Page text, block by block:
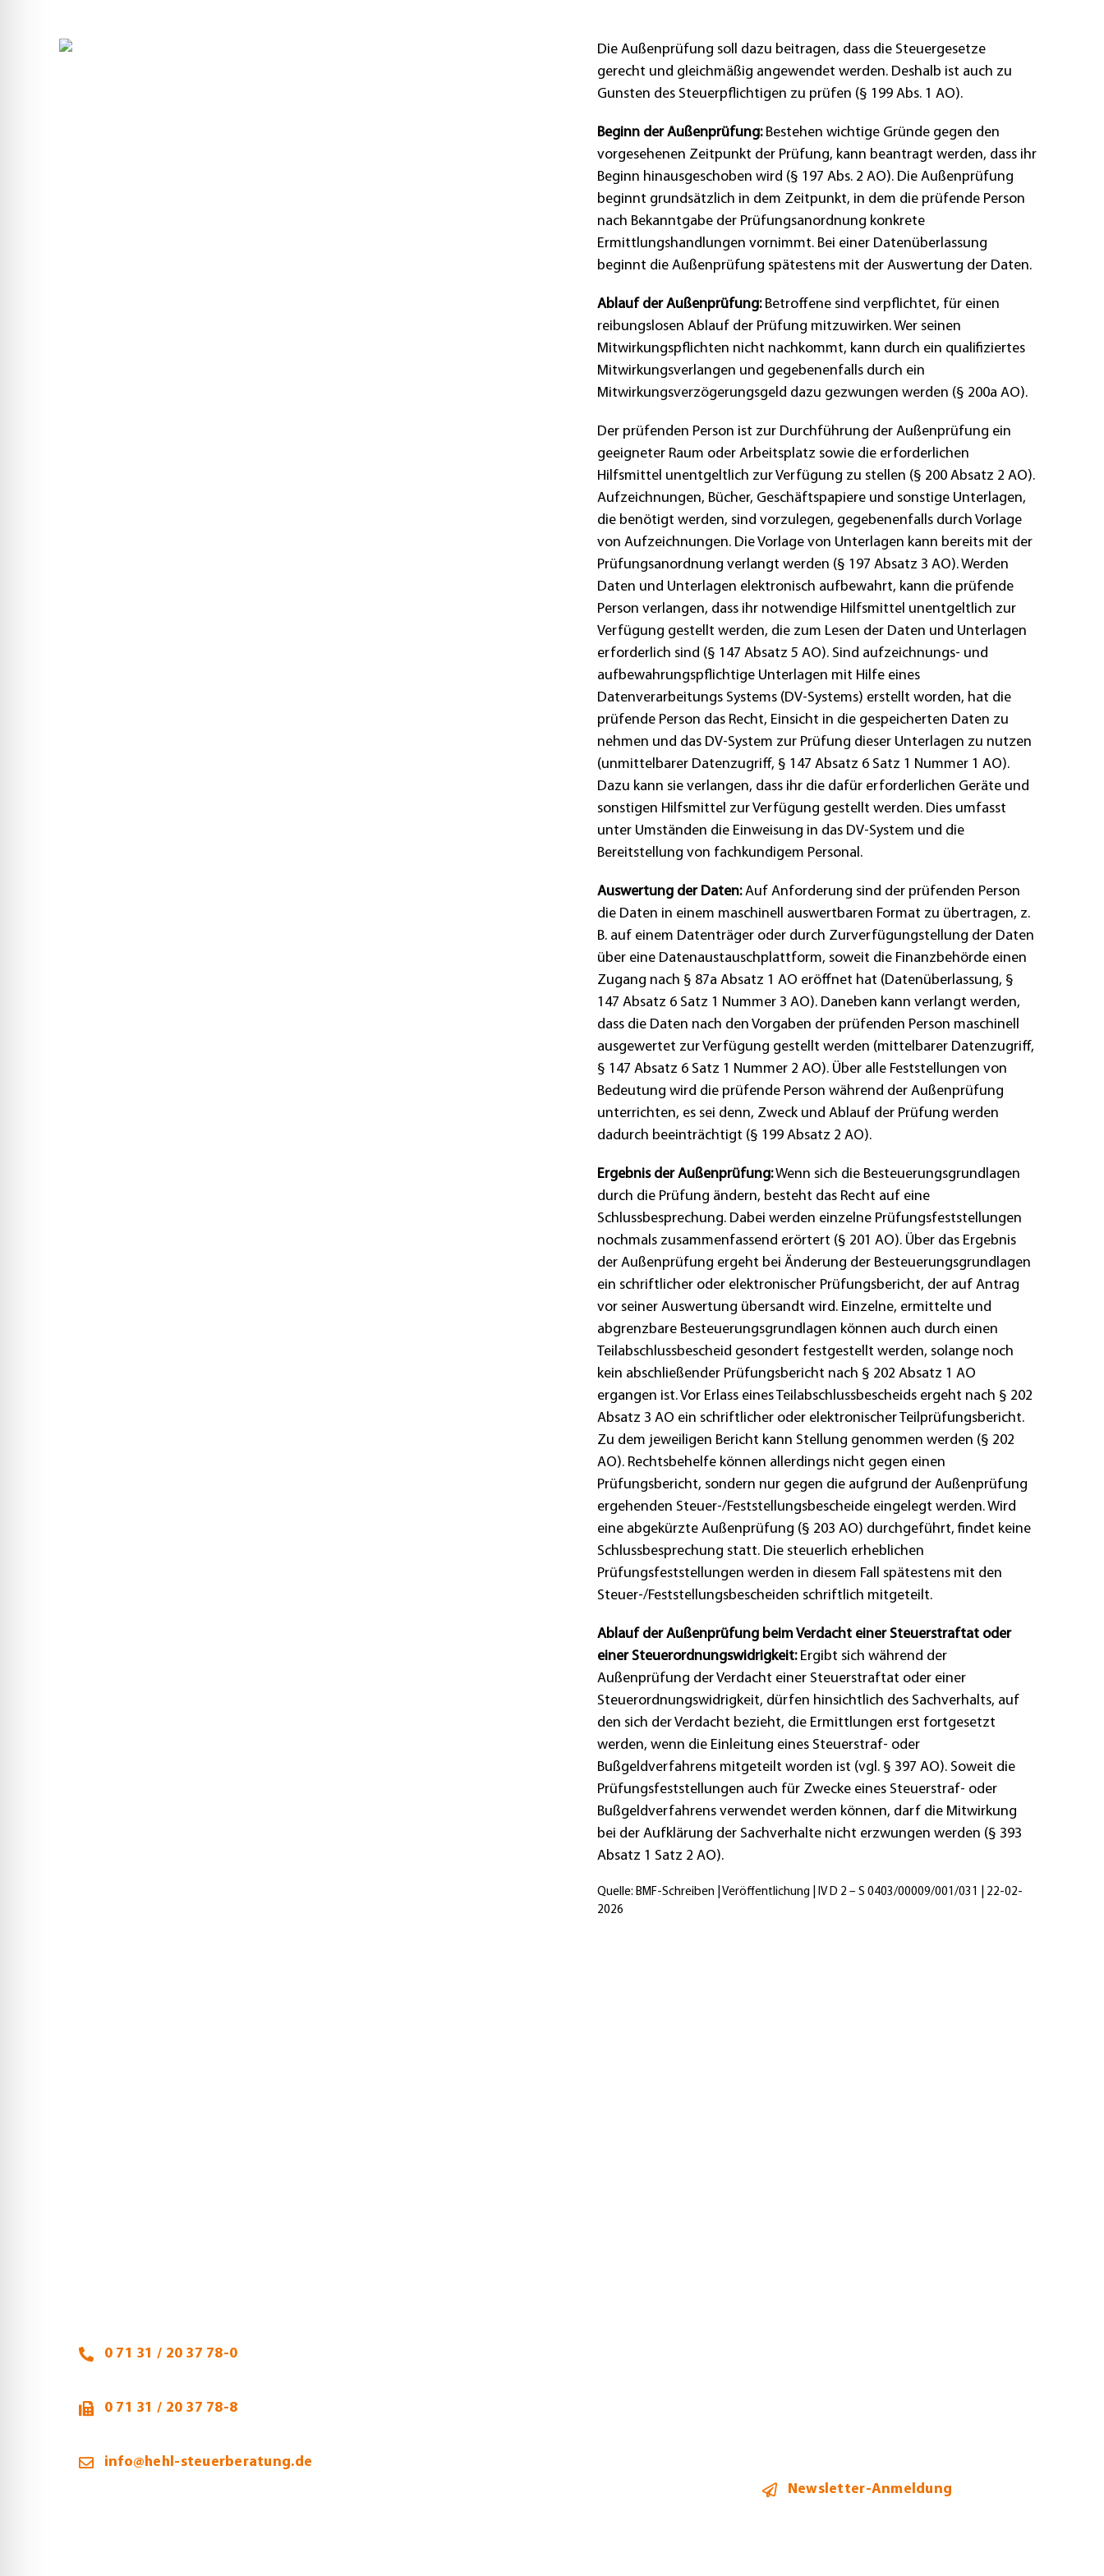
Die Außenprüfung soll dazu beitragen, dass die Steuergesetze
gerecht und gleichmäßig angewendet werden. Deshalb ist auch zu
Gunsten des Steuerpflichtigen zu prüfen (§ 199 Abs. 1 AO).
Beginn der Außenprüfung:Bestehen wichtige Gründe gegen den
vorgesehenen Zeitpunkt der Prüfung, kann beantragt werden, dass ihr
Beginn hinausgeschoben wird (§ 197 Abs. 2 AO). Die Außenprüfung
beginnt grundsätzlich in dem Zeitpunkt, in dem die prüfende Person
nach Bekanntgabe der Prüfungsanordnung konkrete
Ermittlungshandlungen vornimmt. Bei einer Datenüberlassung
beginnt die Außenprüfung spätestens mit der Auswertung der Daten.
Ablauf der Außenprüfung:Betroffene sind verpflichtet, für einen
reibungslosen Ablauf der Prüfung mitzuwirken. Wer seinen
Mitwirkungspflichten nicht nachkommt, kann durch ein qualifiziertes
Mitwirkungsverlangen und gegebenenfalls durch ein
Mitwirkungsverzögerungsgeld dazu gezwungen werden (§ 200a AO).
Der prüfenden Person ist zur Durchführung der Außenprüfung ein
geeigneter Raum oder Arbeitsplatz sowie die erforderlichen
Hilfsmittel unentgeltlich zur Verfügung zu stellen (§ 200 Absatz 2 AO).
Aufzeichnungen, Bücher, Geschäftspapiere und sonstige Unterlagen,
die benötigt werden, sind vorzulegen, gegebenenfalls durch Vorlage
von Aufzeichnungen. Die Vorlage von Unterlagen kann bereits mit der
Prüfungsanordnung verlangt werden (§ 197 Absatz 3 AO). Werden
Daten und Unterlagen elektronisch aufbewahrt, kann die prüfende
Person verlangen, dass ihr notwendige Hilfsmittel unentgeltlich zur
Verfügung gestellt werden, die zum Lesen der Daten und Unterlagen
erforderlich sind (§ 147 Absatz 5 AO). Sind aufzeichnungs- und
aufbewahrungspflichtige Unterlagen mit Hilfe eines
Datenverarbeitungs Systems (DV-Systems) erstellt worden, hat die
prüfende Person das Recht, Einsicht in die gespeicherten Daten zu
nehmen und das DV-System zur Prüfung dieser Unterlagen zu nutzen
(unmittelbarer Datenzugriff, § 147 Absatz 6 Satz 1 Nummer 1 AO).
Dazu kann sie verlangen, dass ihr die dafür erforderlichen Geräte und
sonstigen Hilfsmittel zur Verfügung gestellt werden. Dies umfasst
unter Umständen die Einweisung in das DV-System und die
Bereitstellung von fachkundigem Personal.
Auswertung der Daten:Auf Anforderung sind der prüfenden Person
die Daten in einem maschinell auswertbaren Format zu übertragen, z.
B. auf einem Datenträger oder durch Zurverfügungstellung der Daten
über eine Datenaustauschplattform, soweit die Finanzbehörde einen
Zugang nach § 87a Absatz 1 AO eröffnet hat (Datenüberlassung, §
147 Absatz 6 Satz 1 Nummer 3 AO). Daneben kann verlangt werden,
dass die Daten nach den Vorgaben der prüfenden Person maschinell
ausgewertet zur Verfügung gestellt werden (mittelbarer Datenzugriff,
§ 147 Absatz 6 Satz 1 Nummer 2 AO). Über alle Feststellungen von
Bedeutung wird die prüfende Person während der Außenprüfung
unterrichten, es sei denn, Zweck und Ablauf der Prüfung werden
dadurch beeinträchtigt (§ 199 Absatz 2 AO).
Ergebnis der Außenprüfung:Wenn sich die Besteuerungsgrundlagen
durch die Prüfung ändern, besteht das Recht auf eine
Schlussbesprechung. Dabei werden einzelne Prüfungsfeststellungen
nochmals zusammenfassend erörtert (§ 201 AO). Über das Ergebnis
der Außenprüfung ergeht bei Änderung der Besteuerungsgrundlagen
ein schriftlicher oder elektronischer Prüfungsbericht, der auf Antrag
vor seiner Auswertung übersandt wird. Einzelne, ermittelte und
abgrenzbare Besteuerungsgrundlagen können auch durch einen
Teilabschlussbescheid gesondert festgestellt werden, solange noch
kein abschließender Prüfungsbericht nach § 202 Absatz 1 AO
ergangen ist. Vor Erlass eines Teilabschlussbescheids ergeht nach § 202
Absatz 3 AO ein schriftlicher oder elektronischer Teilprüfungsbericht.
Zu dem jeweiligen Bericht kann Stellung genommen werden (§ 202
AO). Rechtsbehelfe können allerdings nicht gegen einen
Prüfungsbericht, sondern nur gegen die aufgrund der Außenprüfung
ergehenden Steuer-/Feststellungsbescheide eingelegt werden. Wird
eine abgekürzte Außenprüfung (§ 203 AO) durchgeführt, findet keine
Schlussbesprechung statt. Die steuerlich erheblichen
Prüfungsfeststellungen werden in diesem Fall spätestens mit den
Steuer-/Feststellungsbescheiden schriftlich mitgeteilt.
Ablauf der Außenprüfung beim Verdacht einer Steuerstraftat oder
einer Steuerordnungswidrigkeit:Ergibt sich während der
Außenprüfung der Verdacht einer Steuerstraftat oder einer
Steuerordnungswidrigkeit, dürfen hinsichtlich des Sachverhalts, auf
den sich der Verdacht bezieht, die Ermittlungen erst fortgesetzt
werden, wenn die Einleitung eines Steuerstraf- oder
Bußgeldverfahrens mitgeteilt worden ist (vgl. § 397 AO). Soweit die
Prüfungsfeststellungen auch für Zwecke eines Steuerstraf- oder
Bußgeldverfahrens verwendet werden können, darf die Mitwirkung
bei der Aufklärung der Sachverhalte nicht erzwungen werden (§ 393
Absatz 1 Satz 2 AO).
Quelle: BMF-Schreiben | Veröffentlichung | IV D 2 – S 0403/00009/001/031 | 22-02-
2026
0 71 31 / 20 37 78-0
0 71 31 / 20 37 78-8
info@hehl-steuerberatung.de
Newsletter-Anmeldung